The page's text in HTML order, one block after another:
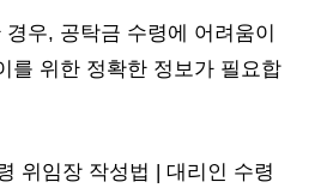
우, 공탁금 수령에 어려움이
를 위한 정확한 정보가 필요합
위임장 작성법 | 대리인 수령